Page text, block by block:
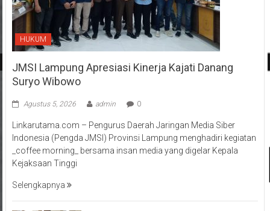
HUKUM
JMSI Lampung Apresiasi Kinerja Kajati Danang
Suryo Wibowo
Agustus 5, 2026 admin 0
Linkarutama.com – Pengurus Daerah Jaringan Media Siber
Indonesia (Pengda JMSI) Provinsi Lampung menghadiri kegiatan
_coffee morning_ bersama insan media yang digelar Kepala
Kejaksaan Tinggi
Selengkapnya